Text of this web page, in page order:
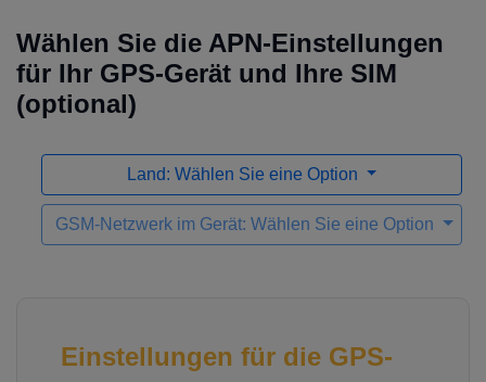
Wählen Sie die APN-Einstellungen
für Ihr GPS-Gerät und Ihre SIM
(optional)
Land: Wählen Sie eine Option
GSM-Netzwerk im Gerät: Wählen Sie eine Option
Einstellungen für die GPS-